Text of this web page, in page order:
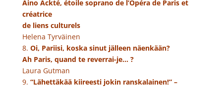
Aino Ackté, étoile soprano de l’Opéra de Paris et
créatrice
de liens culturels
Helena Tyrväinen
8. Oi, Pariisi, koska sinut jälleen näenkään?
Ah Paris, quand te reverrai-je… ?
Laura Gutman
9. “Lähettäkää kiireesti jokin ranskalainen!” –